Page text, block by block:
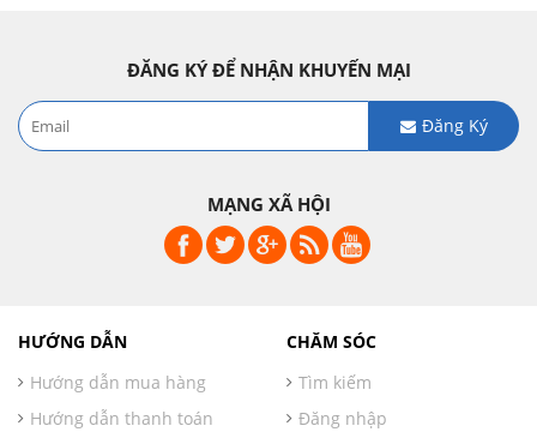
ĐĂNG KÝ ĐỂ NHẬN KHUYẾN MẠI
Đăng Ký
MẠNG XÃ HỘI
HƯỚNG DẪN
Hướng dẫn mua hàng
Hướng dẫn thanh toán
CHĂM SÓC
Tìm kiếm
Đăng nhập